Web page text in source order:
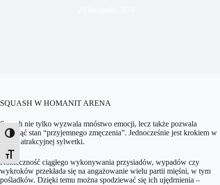
Toggle High Contrast
Toggle Font size
SQUASH W HOMANIT ARENA
Squash nie tylko wyzwala mnóstwo emocji, lecz także pozwala
osiągnąć stan “przyjemnego zmęczenia”. Jednocześnie jest krokiem w
stronę atrakcyjnej sylwetki.
Konieczność ciągłego wykonywania przysiadów, wypadów czy
wykroków przekłada się na angażowanie wielu partii mięśni, w tym
pośladków. Dzięki temu można spodziewać się ich ujędrnienia –